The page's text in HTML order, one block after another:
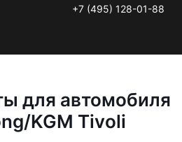
+7 (495) 128-01-88
для автомобиля
KGM Tivoli